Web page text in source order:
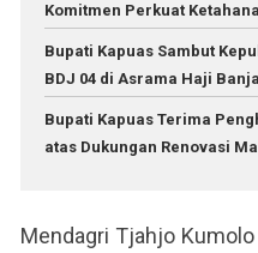
Komitmen Perkuat
Bupati Kapuas Sambut
BDJ 04 di Asrama Haji
Bupati Kapuas Terima
atas Dukungan Renovasi
Mendagri Tjahjo